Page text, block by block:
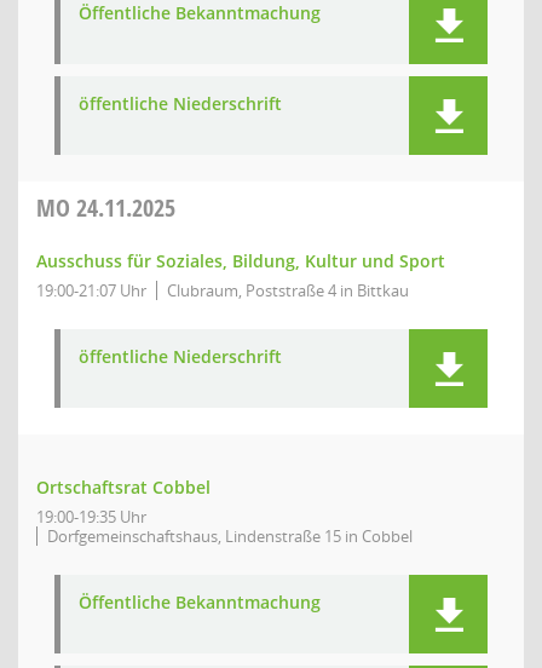
Öffentliche Bekanntmachung
öffentliche Niederschrift
MO 24.11.2025
Ausschuss für Soziales, Bildung, Kultur und Sport
19:00-21:07 Uhr Clubraum, Poststraße 4 in Bittkau
öffentliche Niederschrift
Ortschaftsrat Cobbel
19:00-19:35 Uhr
Dorfgemeinschaftshaus, Lindenstraße 15 in Cobbel
Öffentliche Bekanntmachung